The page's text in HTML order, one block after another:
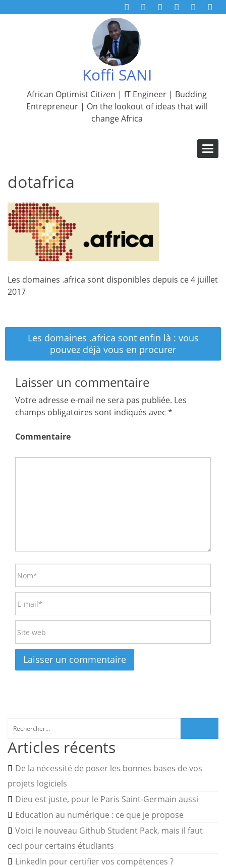
to
Koffi SANI
African Optimist Citizen | IT Engineer | Budding
Entrepreneur | On the lookout of ideas that will
change Africa
Basculer
la
navigation
dotafrica
Les domaines .africa sont disponibles depuis ce 4 juillet
2017
Navigation
l’article
Les domaines .africa sont enfin là : vous
pouvez déjà vous en procurer
Laisser un commentaire
Votre adresse e-mail ne sera pas publiée. Les
champs obligatoires sont indiqués avec *
Commentaire
Rechercher :
Articles récents
De la nécessité de poser les bonnes bases de vos
projets logiciels
Dieu est juste, pour le Paris Saint-Germain aussi
Education au numérique : ce que je propose
Voici le nouveau Github Student Pack, mais il faut
ceci pour certains étudiants
LinkedIn pour certifier vos compétences ?